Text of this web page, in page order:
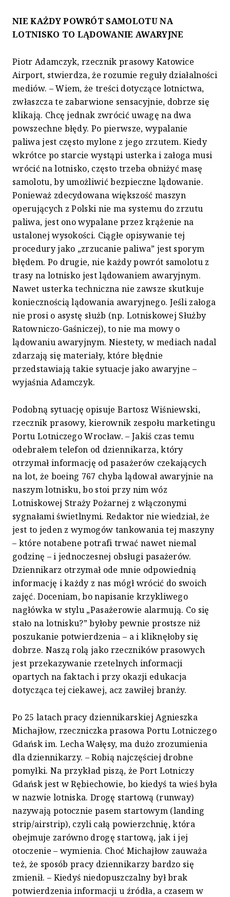
NIE KAŻDY POWRÓT SAMOLOTU NA
LOTNISKO TO LĄDOWANIE AWARYJNE
Piotr Adamczyk, rzecznik prasowy Katowice
Airport, stwierdza, że rozumie reguły działalności
mediów. – Wiem, że treści dotyczące lotnictwa,
zwłaszcza te zabarwione sensacyjnie, dobrze się
klikają. Chcę jednak zwrócić uwagę na dwa
powszechne błędy. Po pierwsze, wypalanie
paliwa jest często mylone z jego zrzutem. Kiedy
wkrótce po starcie wystąpi usterka i załoga musi
wrócić na lotnisko, często trzeba obniżyć masę
samolotu, by umożliwić bezpieczne lądowanie.
Ponieważ zdecydowana większość maszyn
operujących z Polski nie ma systemu do zrzutu
paliwa, jest ono wypalane przez krążenie na
ustalonej wysokości. Ciągłe opisywanie tej
procedury jako „zrzucanie paliwa” jest sporym
błędem. Po drugie, nie każdy powrót samolotu z
trasy na lotnisko jest lądowaniem awaryjnym.
Nawet usterka techniczna nie zawsze skutkuje
koniecznością lądowania awaryjnego. Jeśli załoga
nie prosi o asystę służb (np. Lotniskowej Służby
Ratowniczo-Gaśniczej), to nie ma mowy o
lądowaniu awaryjnym. Niestety, w mediach nadal
zdarzają się materiały, które błędnie
przedstawiają takie sytuacje jako awaryjne –
wyjaśnia Adamczyk.
Podobną sytuację opisuje Bartosz Wiśniewski,
rzecznik prasowy, kierownik zespołu marketingu
Portu Lotniczego Wrocław. – Jakiś czas temu
odebrałem telefon od dziennikarza, który
otrzymał informację od pasażerów czekających
na lot, że boeing 767 chyba lądował awaryjnie na
naszym lotnisku, bo stoi przy nim wóz
Lotniskowej Straży Pożarnej z włączonymi
sygnałami świetlnymi. Redaktor nie wiedział, że
jest to jeden z wymogów tankowania tej maszyny
– które notabene potrafi trwać nawet niemal
godzinę – i jednoczesnej obsługi pasażerów.
Dziennikarz otrzymał ode mnie odpowiednią
informację i każdy z nas mógł wrócić do swoich
zajęć. Doceniam, bo napisanie krzykliwego
nagłówka w stylu „Pasażerowie alarmują. Co się
stało na lotnisku?” byłoby pewnie prostsze niż
poszukanie potwierdzenia – a i kliknęłoby się
dobrze. Naszą rolą jako rzeczników prasowych
jest przekazywanie rzetelnych informacji
opartych na faktach i przy okazji edukacja
dotycząca tej ciekawej, acz zawiłej branży.
Po 25 latach pracy dziennikarskiej Agnieszka
Michajłow, rzeczniczka prasowa Portu Lotniczego
Gdańsk im. Lecha Wałęsy, ma dużo zrozumienia
dla dziennikarzy. – Robią najczęściej drobne
pomyłki. Na przykład piszą, że Port Lotniczy
Gdańsk jest w Rębiechowie, bo kiedyś ta wieś była
w nazwie lotniska. Drogę startową (runway)
nazywają potocznie pasem startowym (landing
strip/airstrip), czyli całą powierzchnię, która
obejmuje zarówno drogę startową, jak i jej
otoczenie – wymienia. Choć Michajłow zauważa
też, że sposób pracy dziennikarzy bardzo się
zmienił. – Kiedyś niedopuszczalny był brak
potwierdzenia informacji u źródła, a czasem w